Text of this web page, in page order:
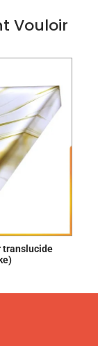
Vouloir
translucide